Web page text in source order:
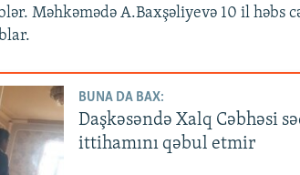
Məhkəmədə A.Baxşəliyevə 10 il həbs
BUNA DA BAX:
Daşkəsəndə Xalq Cəbhəsi
ittihamını qəbul etmir